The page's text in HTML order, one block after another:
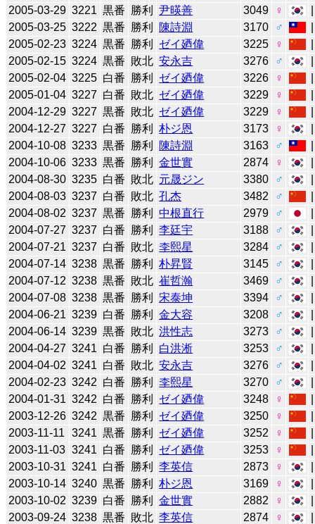
2005-03-29 3221 黒番 勝利 尹暎善 3049 ♀
2005-03-25 3222 黒番 勝利 陳詩淵 3170 ♂
2005-02-23 3224 黒番 勝利 ゼイ廼偉 3225 ♀
2005-02-15 3224 黒番 敗北 安永吉 3276 ♂
2005-02-04 3225 白番 勝利 ゼイ廼偉 3226 ♀
2005-01-04 3227 白番 敗北 ゼイ廼偉 3229 ♀
2004-12-29 3227 黒番 敗北 ゼイ廼偉 3229 ♀
2004-12-27 3227 白番 勝利 朴ジ恩 3173 ♀
2004-10-08 3233 黒番 勝利 陳詩淵 3163 ♂
2004-10-06 3233 黒番 勝利 金世實 2874 ♀
2004-08-30 3235 白番 敗北 元晟ジン 3380 ♂
2004-08-03 3237 白番 敗北 孔杰 3482 ♂
2004-08-02 3237 黒番 勝利 中根直行 2979 ♂
2004-07-27 3237 白番 勝利 李廷宇 3188 ♂
2004-07-21 3237 白番 敗北 李熙星 3284 ♂
2004-07-14 3238 黒番 勝利 朴昇賢 3145 ♂
2004-07-12 3238 黒番 敗北 崔哲瀚 3469 ♂
2004-07-08 3238 黒番 勝利 宋泰坤 3394 ♂
2004-06-21 3239 白番 勝利 金大容 3208 ♂
2004-06-14 3239 黒番 敗北 洪性志 3273 ♂
2004-04-27 3241 白番 勝利 白洪淅 3253 ♂
2004-04-02 3241 白番 敗北 安永吉 3276 ♂
2004-02-23 3242 白番 勝利 李熙星 3270 ♂
2004-01-31 3242 白番 勝利 ゼイ廼偉 3248 ♀
2003-12-26 3242 黒番 勝利 ゼイ廼偉 3250 ♀
2003-11-11
3241 黒番 勝利 ゼイ廼偉 3252 ♀
2003-11-03 3241 白番 勝利 ゼイ廼偉 3253 ♀
2003-10-31 3241 白番 勝利 李英信 2873 ♀
2003-10-14 3240 黒番 勝利 朴ジ恩 3169 ♀
2003-10-02 3239 白番 勝利 金世實 2882 ♀
2003-09-24 3238 黒番 敗北 李英信 2874 ♀